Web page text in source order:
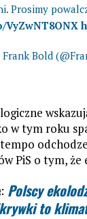
Prosimy
Bold
w tym roku
PiS o tym, że
Polscy
to